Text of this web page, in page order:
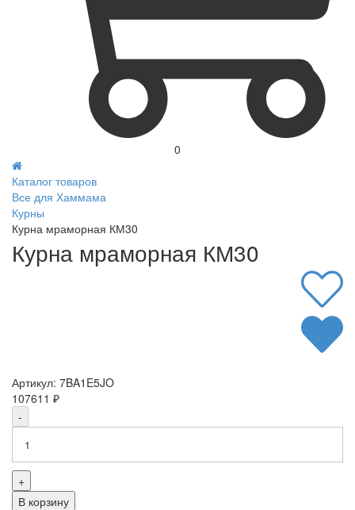
0
Каталог товаров
Все для Хаммама
Курны
Курна мраморная КМ30
Курна мраморная КМ30
Артикул: 7BA1E5JO
107611 ₽
-
+
В корзину